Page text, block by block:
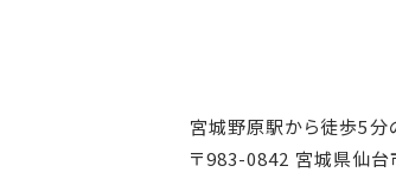
宮城野原駅から徒歩5分
〒983-0842 宮城県仙